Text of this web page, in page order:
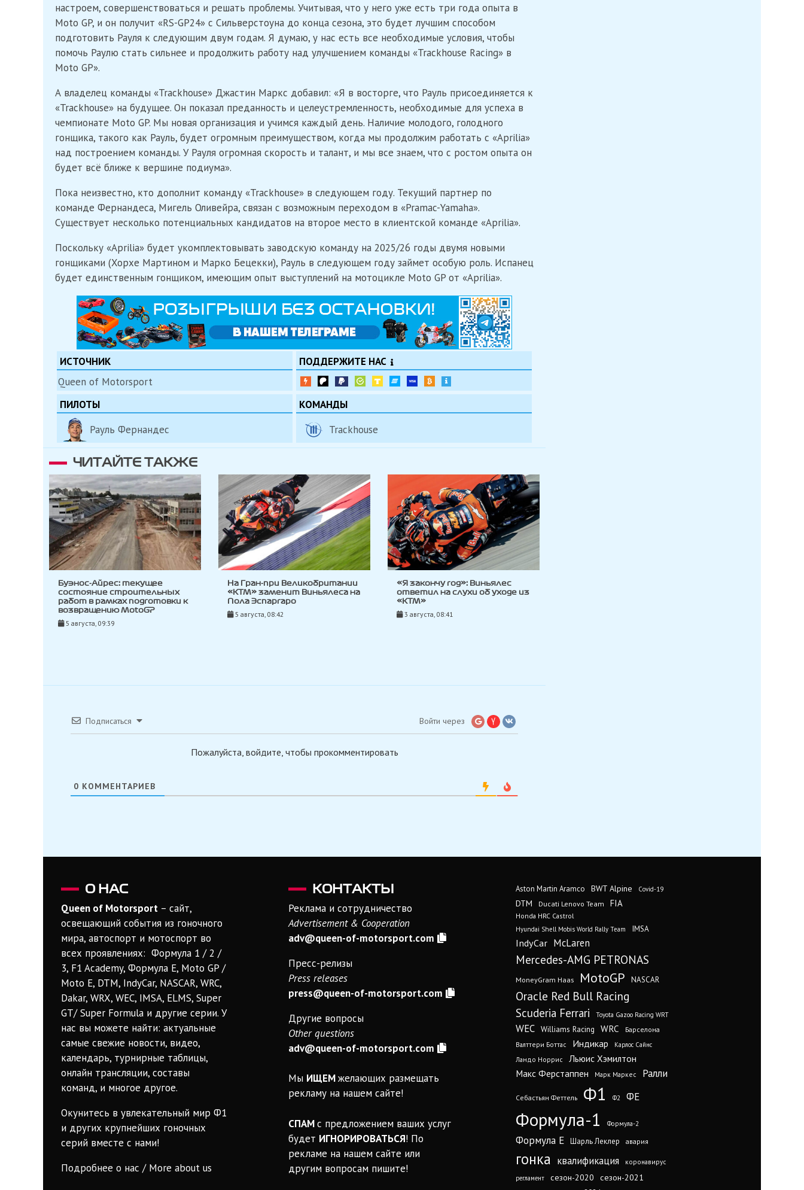
настроем, совершенствоваться и решать проблемы. Учитывая, что у него уже есть три года опыта в
Moto GP, и он получит «RS-GP24» с Сильверстоуна до конца сезона, это будет лучшим способом
подготовить Рауля к следующим двум годам. Я думаю, у нас есть все необходимые условия, чтобы
помочь Раулю стать сильнее и продолжить работу над улучшением команды «Trackhouse Racing» в
Moto GP».
А владелец команды «Trackhouse» Джастин Маркс добавил: «Я в восторге, что Рауль присоединяется к
«Trackhouse» на будущее. Он показал преданность и целеустремленность, необходимые для успеха в
чемпионате Moto GP. Мы новая организация и учимся каждый день. Наличие молодого, голодного
гонщика, такого как Рауль, будет огромным преимуществом, когда мы продолжим работать с «Aprilia»
над построением команды. У Рауля огромная скорость и талант, и мы все знаем, что с ростом опыта он
будет всё ближе к вершине подиума».
Пока неизвестно, кто дополнит команду «Trackhouse» в следующем году. Текущий партнер по
команде Фернандеса, Мигель Оливейра, связан с возможным переходом в «Pramac-Yamaha».
Существует несколько потенциальных кандидатов на второе место в клиентской команде «Aprilia».
Поскольку «Aprilia» будет укомплектовывать заводскую команду на 2025/26 годы двумя новыми
гонщиками (Хорхе Мартином и Марко Бецекки), Рауль в следующем году займет особую роль. Испанец
будет единственным гонщиком, имеющим опыт выступлений на мотоцикле Moto GP от «Aprilia».
ИСТОЧНИК
Queen of Motorsport
ПОДДЕРЖИТЕ НАС
ПИЛОТЫ
Рауль Фернандес
КОМАНДЫ
Trackhouse
ЧИТАЙТЕ ТАКЖЕ
Буэнос-Айрес: текущее
состояние строительных
работ в рамках подготовки к
возвращению MotoGP
5 августа, 09:39
На Гран-при Великобритании
«KTM» заменит Виньялеса на
Пола Эспаргаро
5 августа, 08:42
«Я закончу год»: Виньялес
ответил на слухи об уходе из
«KTM»
3 августа, 08:41
Подписаться Войти через
Пожалуйста, войдите, чтобы прокомментировать
0 КОММЕНТАРИЕВ
О НАС
Queen of Motorsport – сайт,
освещающий события из гоночного
мира, автоспорт и мотоспорт во
всех проявлениях: Формула 1 / 2 /
3, F1 Academy, Формула Е, Moto GP /
Moto E, DTM, IndyCar, NASCAR, WRC,
Dakar, WRX, WEC, IMSA, ELMS, Super
GT/ Super Formula и другие серии. У
нас вы можете найти: актуальные
самые свежие новости, видео,
календарь, турнирные таблицы,
онлайн трансляции, составы
команд, и многое другое.
Окунитесь в увлекательный мир Ф1
и других крупнейших гоночных
серий вместе с нами!
Подробнее о нас / More about us
КОНТАКТЫ
Реклама и сотрудничество
Advertisement & Cooperation
adv@queen-of-motorsport.com
Пресс-релизы
Press releases
press@queen-of-motorsport.com
Другие вопросы
Other questions
adv@queen-of-motorsport.com
Мы ИЩЕМжелающих размещать
рекламу на нашем сайте!
СПАМс предложением ваших услуг
будет ИГНОРИРОВАТЬСЯ! По
рекламе на нашем сайте или
другим вопросам пишите!
Aston Martin Aramco BWT Alpine Covid-19
DTM Ducati Lenovo Team FIA
Honda HRC Castrol
Hyundai Shell Mobis World Rally Team IMSA
IndyCar McLaren
Mercedes-AMG PETRONAS
MoneyGram Haas MotoGP NASCAR
Oracle Red Bull Racing
Scuderia Ferrari Toyota Gazoo Racing WRT
WEC Williams Racing WRC
Барселона
Валттери Боттас
Индикар Карлос Сайнс
Ландо Норрис
Льюис Хэмилтон
Макс Ферстаппен
Марк Маркес Ралли
Себастьян Феттель Ф1 Ф2 ФЕ
Формула-1 Формула-2
Формула Е Шарль Леклер авария
гонка квалификация коронавирус
регламент сезон-2020 сезон-2021